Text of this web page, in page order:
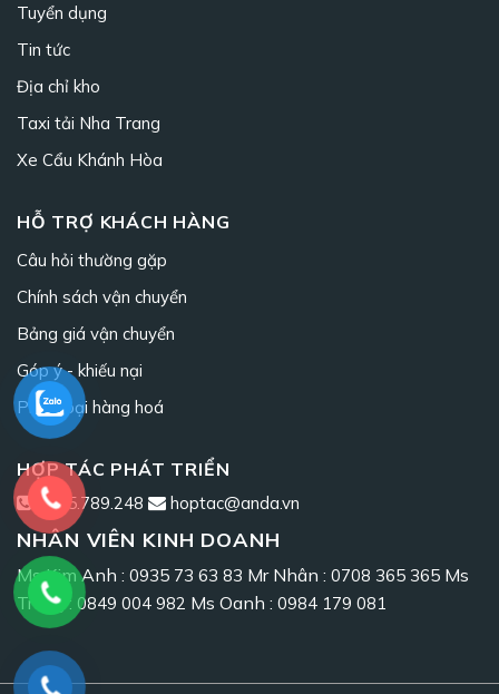
Tuyển dụng
Tin tức
Địa chỉ kho
Taxi tải Nha Trang
Xe Cẩu Khánh Hòa
HỖ TRỢ KHÁCH HÀNG
Câu hỏi thường gặp
Chính sách vận chuyển
Bảng giá vận chuyển
Góp ý - khiếu nại
Phân loại hàng hoá
HỢP TÁC PHÁT TRIỂN
0965.789.248 hoptac@anda.vn
NHÂN VIÊN KINH DOANH
Ms Kim Anh : 0935 73 63 83 Mr Nhân : 0708 365 365 Ms
Trang : 0849 004 982 Ms Oanh : 0984 179 081